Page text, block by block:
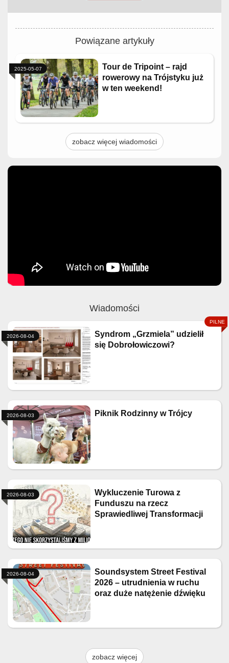
Powiązane artykuły
Tour de Tripoint – rajd
rowerowy na Trójstyku już
w ten weekend!
2025-05-07
zobacz więcej wiadomości
Wiadomości
Syndrom „Grzmiela” udzielił
się Dobrołowiczowi?
2026-08-04
Piknik Rodzinny w Trójcy
2026-08-03
Wykluczenie Turowa z
Funduszu na rzecz
Sprawiedliwej Transformacji
2026-08-03
Soundsystem Street Festival
2026 – utrudnienia w ruchu
oraz duże natężenie dźwięku
2026-08-04
zobacz więcej